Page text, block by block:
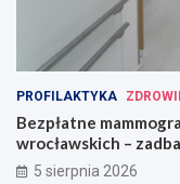
PROFILAKTYKA
Bezpłatne
wrocławskich –
5 sierpnia 2026